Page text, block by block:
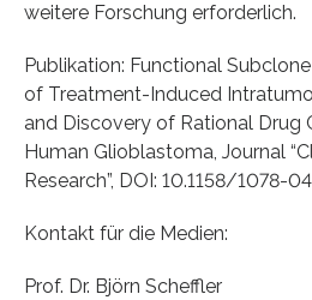
weitere Forschung erforderlich.
Publikation: Functional
of Treatment-Induced
and Discovery of Rational Drug
Human Glioblastoma, Journal
Research”, DOI: 10.1158/1078-
Kontakt für die Medien:
Prof. Dr. Björn Scheffler